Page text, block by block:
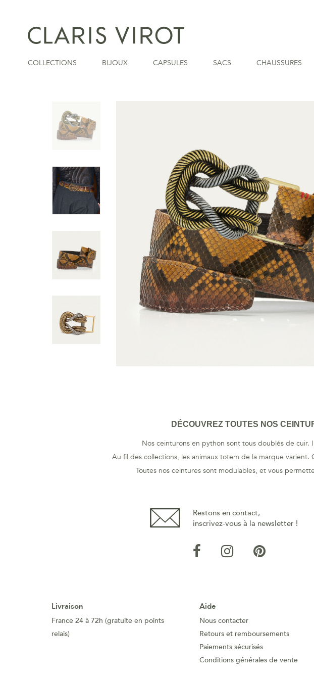
COLLECTIONS BIJOUX CAPSULES SACS CHAUSSURES
DÉCOUVREZ TOUTES NOS
Nos ceinturons en python sont tous doublés de
Au fil des collections, les animaux totem de la marque
Toutes nos ceintures sont modulables, et vous
Restons en contact,
inscrivez-vous à la newsletter !
Livraison
France 24 à 72h (gratuite en points
relais)
Aide
Nous contacter
Retours et remboursements
Paiements sécurisés
Conditions générales de vente